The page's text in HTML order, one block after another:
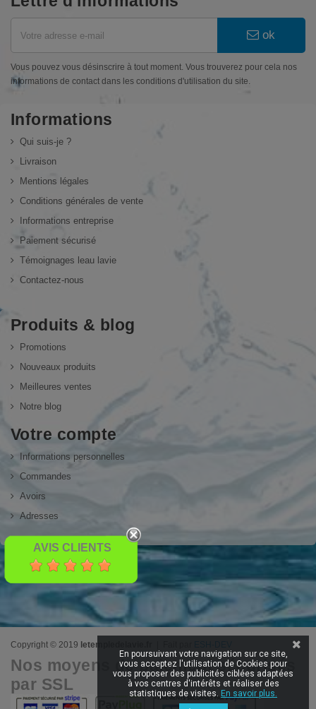
ok
Vous pouvez vous désinscrire à tout moment. Vous trouverez pour cela nos
informations de contact dans les conditions d'utilisation du site.
Informations
Qui suis-je ?
Livraison
Mentions légales
Conditions générales de vente
Informations entreprise
Paiement sécurisé
Témoignages leau lavie
Contactez-nous
Produits & blog
Promotions
Nouveaux produits
Meilleures ventes
Notre blog
Votre compte
Informations personnelles
Commandes
Avoirs
Adresses
AVIS CLIENTS
Copyright © 2019 letempledelavie.fr
Nos moyens de paiement sécurisés
par SSL
En poursuivant votre navigation sur ce site,
vous acceptez l'utilisation de Cookies pour
vous proposer des publicités ciblées adaptées
à vos centres d'intérêts et réaliser des
statistiques de visites. En savoir plus.